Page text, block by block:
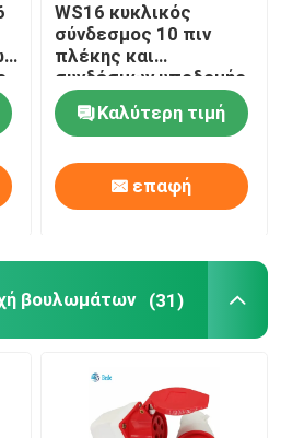
WS16 κυκλικός
σύνδεσμος 10 πιν
πλέκης και
συνδέσμων υποδομής
συνδετήρων 7 ~ 10
πιν 5A 400V
Καλύτερη τιμή
επαφή
βουλωμάτων (31)